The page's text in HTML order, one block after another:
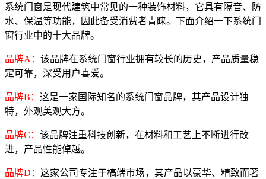
系统门窗是现代建筑中常见的一种装饰材料，它具有隔音、防
水、保温等功能，因此备受消费者青睐。下面介绍一下系统门
窗行业中的十大品牌。
品牌A： 该品牌在系统门窗行业拥有较长的历史，产品质量稳
定可靠，深受用户喜爱。
品牌B： 这是一家国际知名的系统门窗品牌，其产品设计独
特，外观美观大方。
品牌C： 该品牌注重科技创新，在材料和工艺上不断进行改
进，产品性能倬越。
品牌D： 这家公司专注于槁端市场，其产品以豪华、精致而著